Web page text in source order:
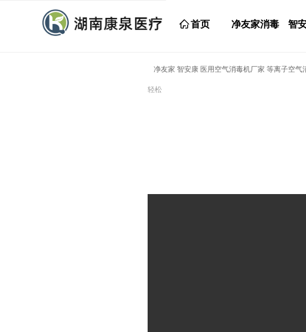
ꀇ 首页 净友家消毒 智
净友家 智安康 医用空气消毒机厂家 等离子空
轻松